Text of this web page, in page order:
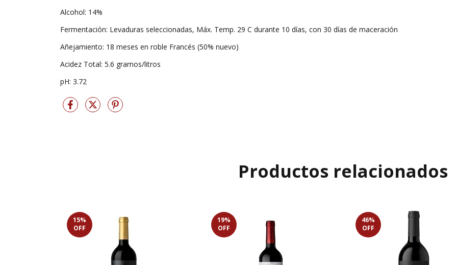
Alcohol: 14%
Fermentación: Levaduras seleccionadas, Máx. Temp. 29 C durante 10 días, con 30 días de maceración
Añejamiento: 18 meses en roble Francés (50% nuevo)
Acidez Total: 5.6 gramos/litros
pH: 3.72
Productos relacionados
15%
OFF
19%
OFF
46%
OFF